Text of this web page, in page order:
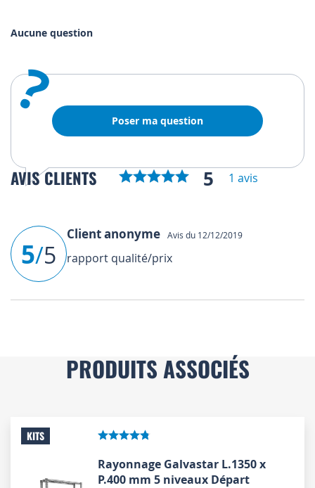
Aucune question
? Poser ma question
AVIS CLIENTS 5 1 avis
5/5
Client anonyme Avis du 12/12/2019
rapport qualité/prix
PRODUITS ASSOCIÉS
KITS
Rayonnage Galvastar L.1350 x
P.400 mm 5 niveaux Départ